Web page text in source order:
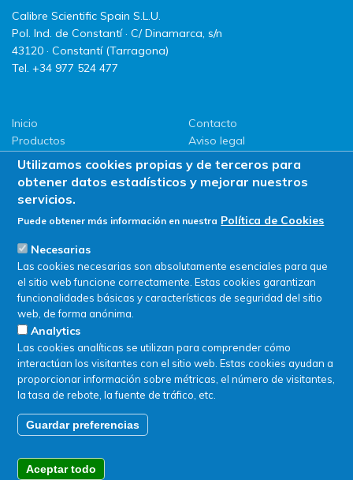
Calibre Scientific Spain S.L.U.
Pol. Ind. de Constantí · C/ Dinamarca, s/n
43120 · Constantí (Tarragona)
Tel. +34 977 524 477
Inicio
Productos
LLG
Promociones
ServiSAT
Contacto
Aviso legal
Política de privacidad
Política de Cookies
© SERVIQUIMIA S.L.U. - Todos los derechos reservados
Utilizamos cookies propias y de terceros para
obtener datos estadísticos y mejorar nuestros
servicios.
Puede obtener más información en nuestra Política de Cookies
Necesarias
Las cookies necesarias son absolutamente esenciales para que
el sitio web funcione correctamente. Estas cookies garantizan
funcionalidades básicas y características de seguridad del sitio
web, de forma anónima.
Analytics
Las cookies analíticas se utilizan para comprender cómo
interactúan los visitantes con el sitio web. Estas cookies ayudan a
proporcionar información sobre métricas, el número de visitantes,
la tasa de rebote, la fuente de tráfico, etc.
Guardar preferencias
Aceptar todo